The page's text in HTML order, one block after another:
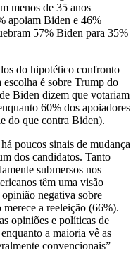
menos de 35 anos
apoiam Biden e 46%
57% Biden para 35%
do hipotético confronto
escolha é sobre Trump do
Biden dizem que votariam
60% dos apoiadores
do que contra Biden).
poucos sinais de mudança
dos candidatos. Tanto
submersos nos
têm uma visão
negativa sobre
a reeleição (66%).
opiniões e políticas de
a maioria vê as
convencionais”